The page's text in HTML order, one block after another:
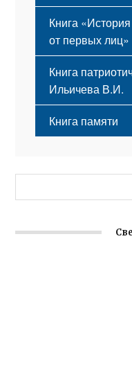
Книга
от первых лиц»
Книга
Ильичева В.И.
Книга памяти